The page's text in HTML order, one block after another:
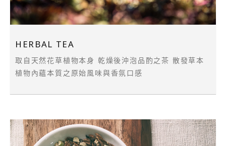
HERBAL TEA
取自天然花草植物本身 乾燥後沖泡品酌之茶 散發草本
植物內蘊本質之原始風味與香氛口感